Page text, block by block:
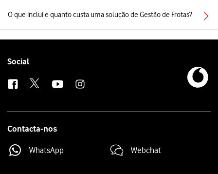
O que inclui e quanto custa uma solução de Gestão de Frotas?
Follow
Social
Contacta-nos
WhatsApp Webchat